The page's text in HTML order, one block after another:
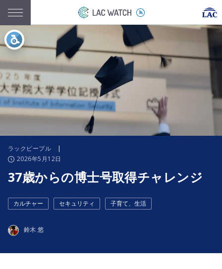
ラックピープル |
2026年5月12日
37歳からの博士号取得チャレンジ
カルチャー セキュリティ 子育て、生活
鈴木 悠